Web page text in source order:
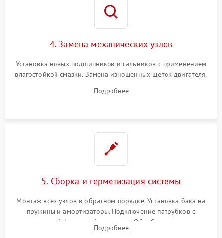
4. Замена механических узлов
Установка новых подшипников и сальников с применением
влагостойкой смазки. Замена изношенных щеток двигателя,
или поврежденной резиновой манжеты.
Подробнее
5. Сборка и герметизация системы
Монтаж всех узлов в обратном порядке. Установка бака на
пружины и амортизаторы. Подключение патрубков с
надежной фиксацией хомутами. Обработка стыков
герметиком для предотвращения возможных протечек воды.
Подробнее